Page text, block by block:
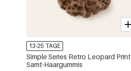
13-25 TAGE
Simple Series Retro Leopard Print
Samt-Haargummis